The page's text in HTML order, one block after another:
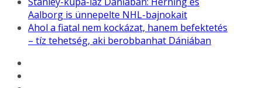
Aalborg is ünnepelte NHL-bajnokait
Ahol a fiatal nem kockázat, hanem befektetés
– tíz tehetség, aki berobbanhat Dániában